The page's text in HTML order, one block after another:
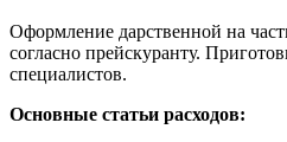
Оформление дарственной на
согласно прейскуранту.
специалистов.
Основные статьи расходов: